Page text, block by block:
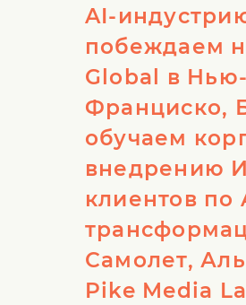
AI-
побеждаем
Global в
Франциско,
обучаем
внедрению
клиентов по
Самолет,
Pike Media